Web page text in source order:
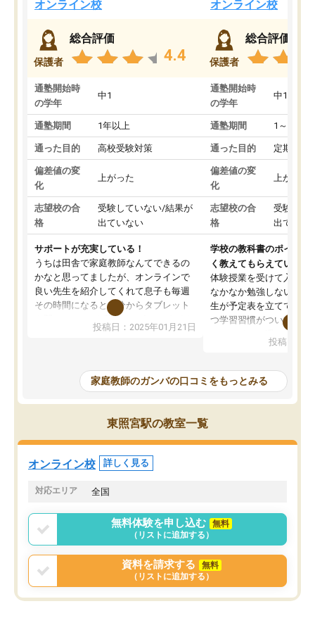
オンライン校
保護者
総合評価
4.4
通塾開始時
の学年
中1
通塾期間 1年以上
通った目的 高校受験対策
偏差値の変
化
上がった
志望校の合
格
受験していない/結果が
出ていない
サポートが充実している！
うちは田舎で家庭教師なんてできるの
かなと思ってましたが、オンラインで
良い先生を紹介してくれて息子も毎週
その時間になると自分からタブレット
を開いてzoomを繋げるようになりまし
た！5科目なんでもOKなのもとても気
めて1年ほどだった今では平均点以上の
科目が増えてきました！あと1年受験ま
であるので無料の週末教室を使用しな
がら頑張って欲しいと思います！
投稿日：2025年01月21日
オンライン校
保護者
総合評価
通塾開始時
の学年
中1
通塾期間 1～3ヵ月
通った目的 定期テス
偏差値の変
化
上がった
志望校の合
格
受験して
出ていな
学校の教科書のポイント
く教えてもらえている
体験授業を受けて入塾し
なかなか勉強しない息子
生が予定表を立ててくれ
つ学習習慣がついてきま
指導が無い日も予定表
問できるのでとても助か
投稿日：
家庭教師のガンバの口コミをもっとみる
東照宮駅の教室一覧
オンライン校 詳しく見る
対応エリア 全国
無料体験を申し込む
無料
（リストに追加する）
資料を請求する
無料
（リストに追加する）